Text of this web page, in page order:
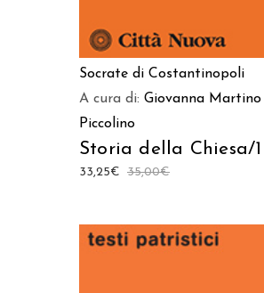
Socrate di Costantinopoli
A cura di: Giovanna Martino
Piccolino
Storia della Chiesa/1
35,00€
33,25€